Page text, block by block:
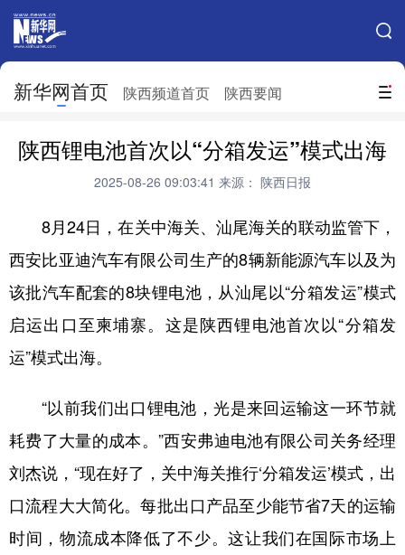
搜索
新华网首页 陕西频道首页 陕西要闻
网站地图
北京 天津 河北 山西
福建 江西
广东 广西 海南 重庆
四川
新疆 内蒙古 黑龙江
陕西锂电池首次以“分箱发运”模式出海
2025-08-26 09:03:41 来源： 陕西日报
8月24日，在关中海关、汕尾海关的联动监管下，
西安比亚迪汽车有限公司生产的8辆新能源汽车以及为
该批汽车配套的8块锂电池，从汕尾以“分箱发运”模式
启运出口至柬埔寨。这是陕西锂电池首次以“分箱发
运”模式出海。
“以前我们出口锂电池，光是来回运输这一环节就
耗费了大量的成本。”西安弗迪电池有限公司关务经理
刘杰说，“现在好了，关中海关推行‘分箱发运’模式，出
口流程大大简化。每批出口产品至少能节省7天的运输
时间，物流成本降低了不少。这让我们在国际市场上